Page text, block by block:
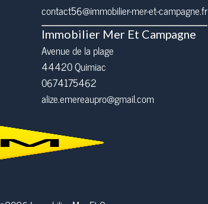
contact56@immobilier-mer-et-campagne.fr
Immobilier Mer Et Campagne
Avenue de la plage
44420 Quimiac
0674175462
alize.emereaupro@gmail.com